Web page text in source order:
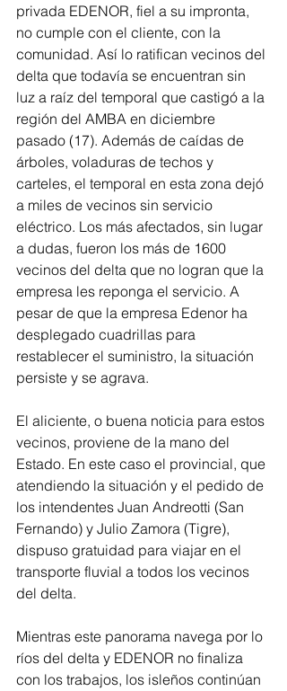
privada EDENOR, fiel a su impronta,
no cumple con el cliente, con la
comunidad. Así lo ratifican vecinos del
delta que todavía se encuentran sin
luz a raíz del temporal que castigó a la
región del AMBA en diciembre
pasado (17). Además de caídas de
árboles, voladuras de techos y
carteles, el temporal en esta zona dejó
a miles de vecinos sin servicio
eléctrico. Los más afectados, sin lugar
a dudas, fueron los más de 1600
vecinos del delta que no logran que la
empresa les reponga el servicio. A
pesar de que la empresa Edenor ha
desplegado cuadrillas para
restablecer el suministro, la situación
persiste y se agrava.
El aliciente, o buena noticia para estos
vecinos, proviene de la mano del
Estado. En este caso el provincial, que
atendiendo la situación y el pedido de
los intendentes Juan Andreotti (San
Fernando) y Julio Zamora (Tigre),
dispuso gratuidad para viajar en el
transporte fluvial a todos los vecinos
del delta.
Mientras este panorama navega por lo
ríos del delta y EDENOR no finaliza
con los trabajos, los isleños continúan